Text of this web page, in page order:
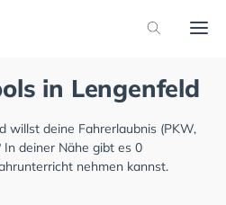
in Lengenfeld
willst deine Fahrerlaubnis (PKW,
deiner Nähe gibt es 0
nehmen kannst.